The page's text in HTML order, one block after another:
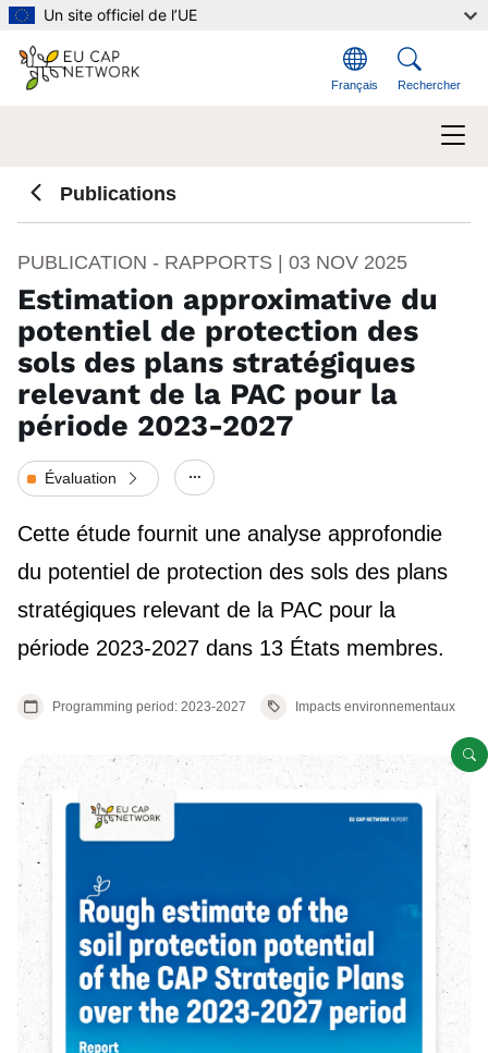
Aller au contenu principal
Un site officiel de l’UE
Français Rechercher
Publications
PUBLICATION - RAPPORTS | 03 NOV 2025
Estimation approximative du
potentiel de protection des
sols des plans stratégiques
relevant de la PAC pour la
période 2023-2027
Évaluation
Cette étude fournit une analyse approfondie
du potentiel de protection des sols des plans
stratégiques relevant de la PAC pour la
période 2023-2027 dans 13 États membres.
Programming period: 2023-2027 Impacts environnementaux